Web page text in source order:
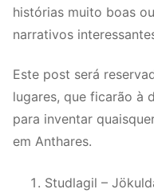
histórias muito boas
narrativos
Este post será
lugares, que ficarão à
para inventar
em Anthares.
Studlagil –